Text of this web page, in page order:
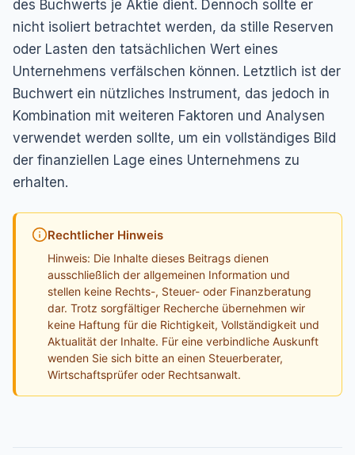
des Buchwerts je Aktie dient. Dennoch sollte er
nicht isoliert betrachtet werden, da stille Reserven
oder Lasten den tatsächlichen Wert eines
Unternehmens verfälschen können. Letztlich ist der
Buchwert ein nützliches Instrument, das jedoch in
Kombination mit weiteren Faktoren und Analysen
verwendet werden sollte, um ein vollständiges Bild
der finanziellen Lage eines Unternehmens zu
erhalten.
Rechtlicher Hinweis
Hinweis: Die Inhalte dieses Beitrags dienen
ausschließlich der allgemeinen Information und
stellen keine Rechts-, Steuer- oder Finanzberatung
dar. Trotz sorgfältiger Recherche übernehmen wir
keine Haftung für die Richtigkeit, Vollständigkeit und
Aktualität der Inhalte. Für eine verbindliche Auskunft
wenden Sie sich bitte an einen Steuerberater,
Wirtschaftsprüfer oder Rechtsanwalt.